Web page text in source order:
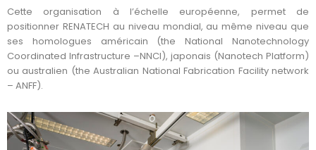
Cette organisation à l’échelle européenne, permet de
positionner RENATECH au niveau mondial, au même niveau que
ses homologues américain (the National Nanotechnology
Coordinated Infrastructure –NNCI), japonais (Nanotech Platform)
ou australien (the Australian National Fabrication Facility network
– ANFF).